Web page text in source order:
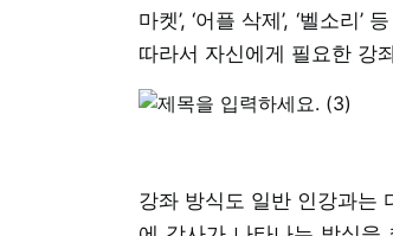
마켓’, ‘어플 삭제’, ‘벨소리
따라서 자신에게 필요한 강
강좌 방식도 일반 인강과는